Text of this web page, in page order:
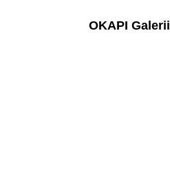
OKAPI Galerii